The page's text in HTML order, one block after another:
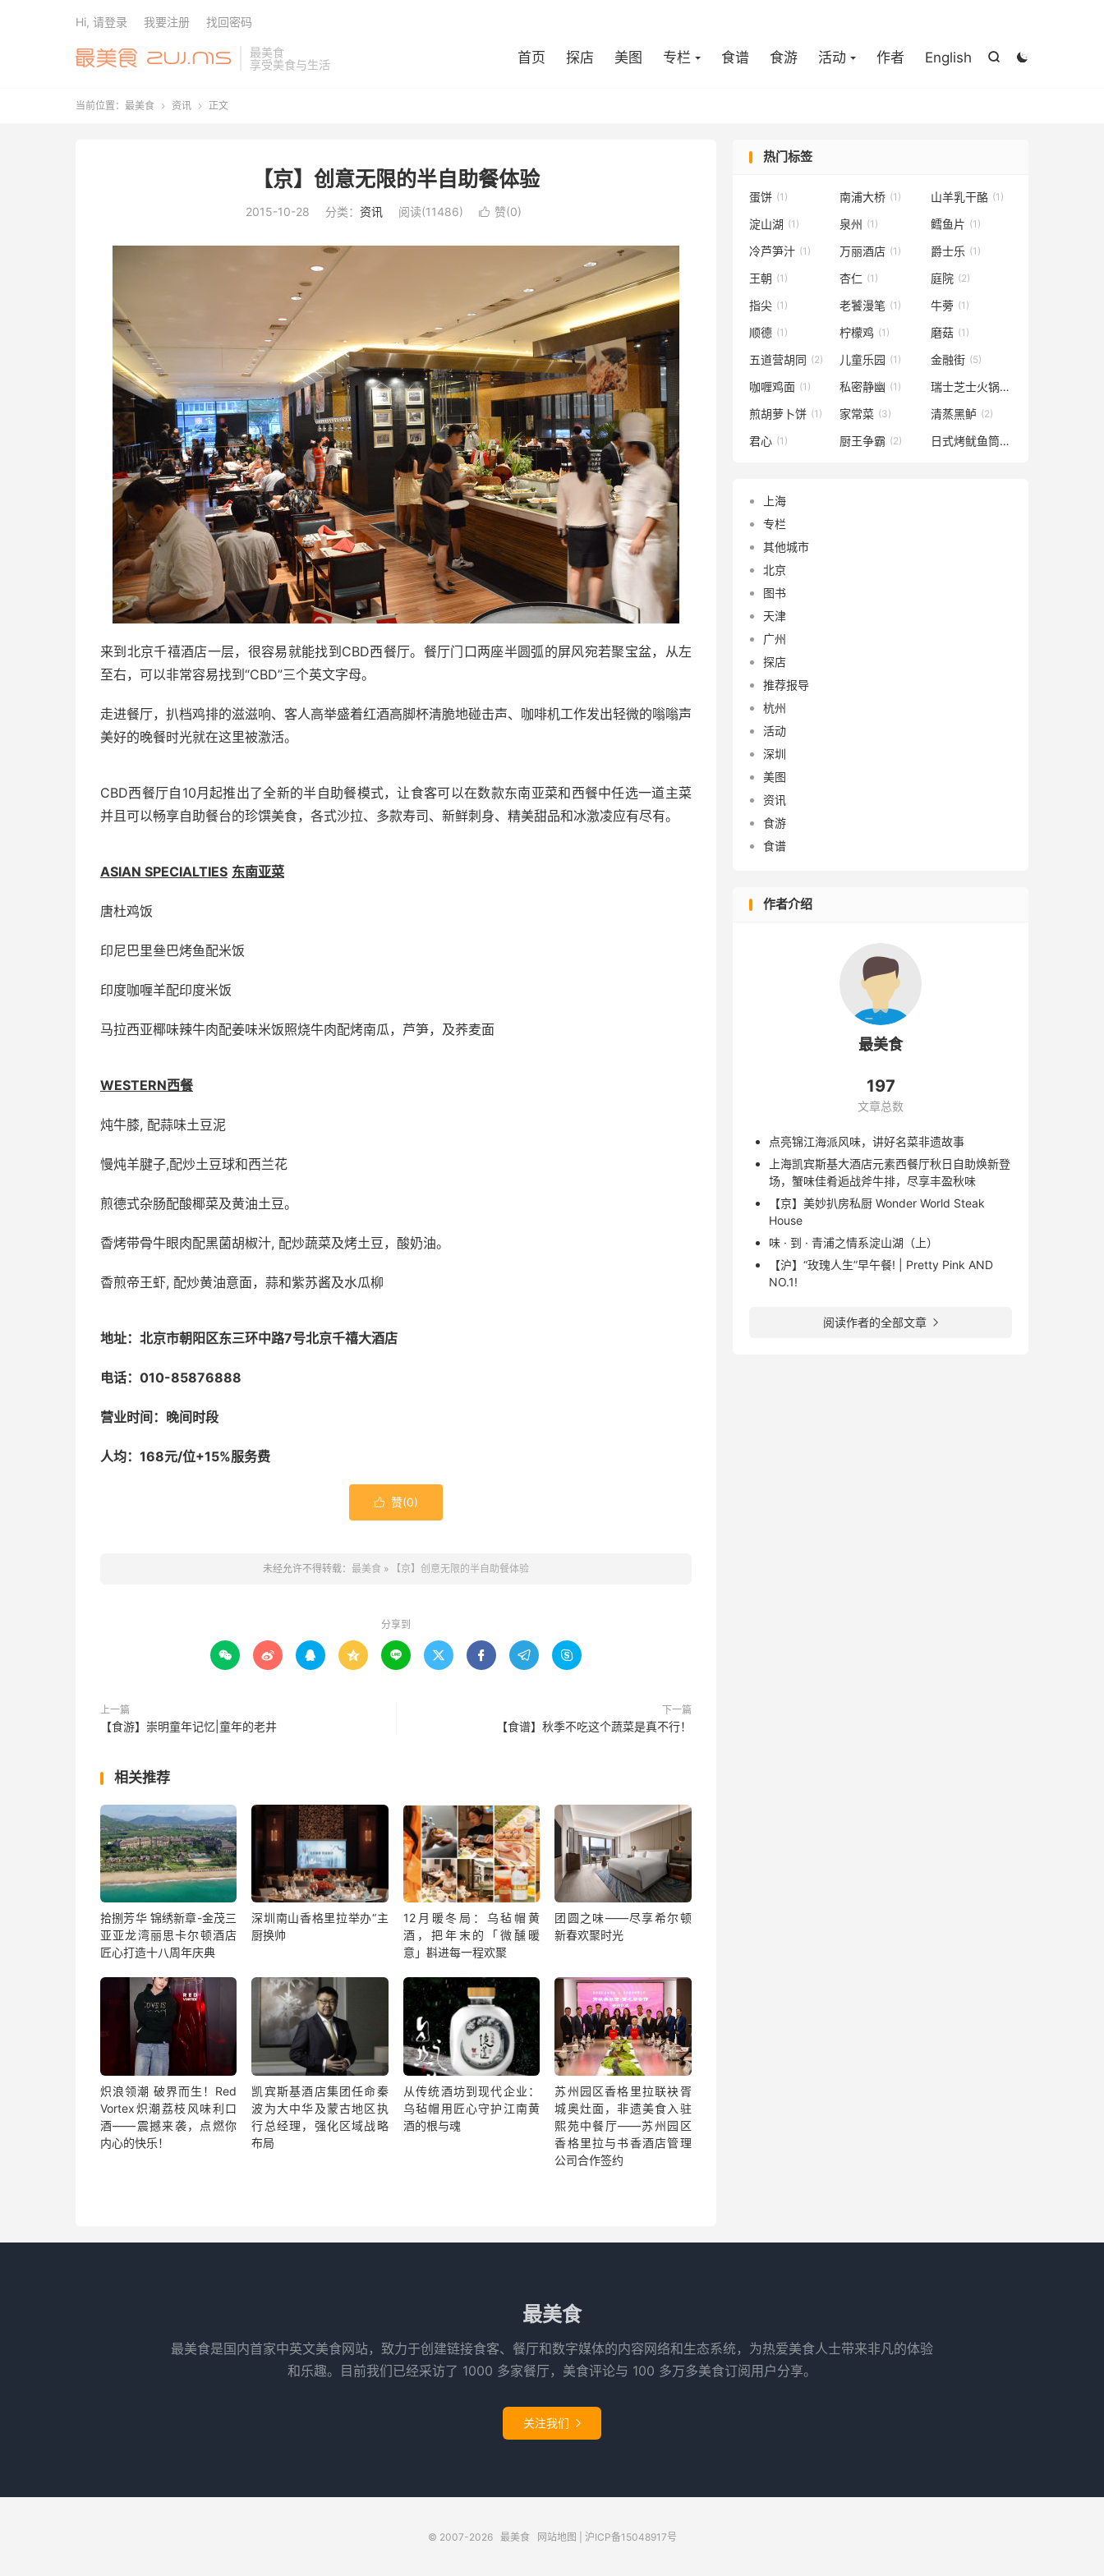
最美食
享受美食与生活


首页 探店 美图 专栏 食谱 食游 活动 作者 English
Hi, 请登录 我要注册 找回密码
当前位置： 最美食  资讯  正文
【京】创意无限的半自助餐体验
2015-10-28 分类： 资讯 阅读(11486)  赞(0)
来到北京千禧酒店一层，很容易就能找到CBD西餐厅。餐厅门口两座半圆弧的屏风宛若聚宝盆，从左
至右，可以非常容易找到“CBD”三个英文字母。
走进餐厅，扒档鸡排的滋滋响、客人高举盛着红酒高脚杯清脆地碰击声、咖啡机工作发出轻微的嗡嗡声
美好的晚餐时光就在这里被激活。
CBD西餐厅自10月起推出了全新的半自助餐模式，让食客可以在数款东南亚菜和西餐中任选一道主菜
并且可以畅享自助餐台的珍馔美食，各式沙拉、多款寿司、新鲜刺身、精美甜品和冰激凌应有尽有。
ASIAN SPECIALTIES 东南亚菜
唐杜鸡饭
印尼巴里叄巴烤鱼配米饭
印度咖喱羊配印度米饭
马拉西亚椰味辣牛肉配姜味米饭照烧牛肉配烤南瓜，芦笋，及荞麦面
WESTERN西餐
炖牛膝, 配蒜味土豆泥
慢炖羊腱子,配炒土豆球和西兰花
煎德式杂肠配酸椰菜及黄油土豆。
稥烤带骨牛眼肉配黑菌胡椒汁, 配炒蔬菜及烤土豆，酸奶油。
稥煎帝王虾, 配炒黄油意面，蒜和紫苏酱及水瓜柳
地址：北京市朝阳区东三环中路7号北京千禧大酒店
电话：010-85876888
营业时间：晚间时段
人均：168元/位+15%服务费
 赞(0)
未经允许不得转载： 最美食 » 【京】创意无限的半自助餐体验
分享到
        
上一篇
【食游】崇明童年记忆|童年的老井
下一篇
【食谱】秋季不吃这个蔬菜是真不行！
相关推荐
拾捌芳华 锦绣新章-金茂三
亚亚龙湾丽思卡尔顿酒店
匠心打造十八周年庆典
深圳南山香格里拉举办“主
厨换帅
12月暖冬局：乌毡帽黄
酒，把年末的「微醺暖
意」斟进每一程欢聚
团圆之味——尽享希尔顿
新春欢聚时光
炽浪领潮 破界而生！Red
Vortex炽潮荔枝风味利口
酒——震撼来袭，点燃你
内心的快乐！
凯宾斯基酒店集团任命秦
波为大中华及蒙古地区执
行总经理，强化区域战略
布局
从传统酒坊到现代企业：
乌毡帽用匠心守护江南黄
酒的根与魂
苏州园区香格里拉联袂胥
城奥灶面，非遗美食入驻
熙苑中餐厅——苏州园区
香格里拉与书香酒店管理
公司合作签约
热门标签
蛋饼 (1) 南浦大桥 (1) 山羊乳干酪 (1)
淀山湖 (1) 泉州 (1) 鳕鱼片 (1)
冷芦笋汁 (1) 万丽酒店 (1) 爵士乐 (1)
王朝 (1) 杏仁 (1) 庭院 (2)
指尖 (1) 老饕漫笔 (1) 牛蒡 (1)
顺德 (1) 柠檬鸡 (1) 磨菇 (1)
五道营胡同 (2) 儿童乐园 (1) 金融街 (5)
咖喱鸡面 (1) 私密静幽 (1) 瑞士芝士火锅
(1)
煎胡萝卜饼 (1) 家常菜 (3) 清蒸黑鲈 (2)
君心 (1) 厨王争霸 (2) 日式烤鱿鱼筒
(1)
上海
专栏
其他城市
北京
图书
天津
广州
探店
推荐报导
杭州
活动
深圳
美图
资讯
食游
食谱
作者介绍
最美食
197
文章总数
点亮锦江海派风味，讲好名菜非遗故事
上海凯宾斯基大酒店元素西餐厅秋日自助焕新登
场，蟹味佳肴逅战斧牛排，尽享丰盈秋味
【京】美妙扒房私厨 Wonder World Steak
House
味 · 到 · 青浦之情系淀山湖（上）
【沪】“玫瑰人生”早午餐! | Pretty Pink AND
NO.1!
阅读作者的全部文章 
最美食
最美食是国内首家中英文美食网站，致力于创建链接食客、餐厅和数字媒体的内容网络和生态系统，为热爱美食人士带来非凡的体验
和乐趣。目前我们已经采访了 1000 多家餐厅，美食评论与 100 多万多美食订阅用户分享。
关注我们 
© 2007-2026 最美食 网站地图 沪ICP备15048917号